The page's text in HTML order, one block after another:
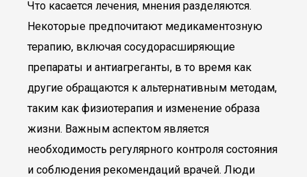
Что касается лечения, мнения разделяются.
Некоторые предпочитают медикаментозную
терапию, включая сосудорасширяющие
препараты и антиагреганты, в то время как
другие обращаются к альтернативным методам,
таким как физиотерапия и изменение образа
жизни. Важным аспектом является
необходимость регулярного контроля состояния
и соблюдения рекомендаций врачей. Люди